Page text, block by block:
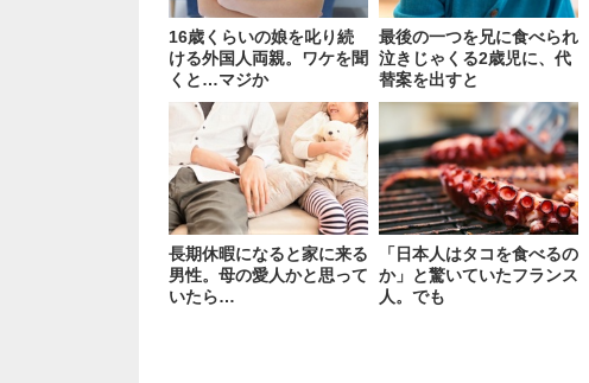
16歳くらいの娘を叱り続
ける外国人両親。ワケを聞
くと…マジか
最後の一つを兄に食べられ
泣きじゃくる2歳児に、代
替案を出すと
長期休暇になると家に来る
男性。母の愛人かと思って
いたら…
「日本人はタコを食べるの
か」と驚いていたフランス
人。でも